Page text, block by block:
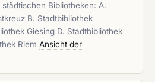
Bibliotheken: A.
B. Stadtbibliothek
Giesing D. Stadtbibliothek
Riem Ansicht der